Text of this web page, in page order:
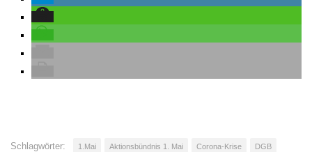
Schlagwörter: 1.Mai Aktionsbündnis 1. Mai Corona-Krise DGB